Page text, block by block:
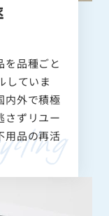
を品種ごと
していま
内外で積極
さずリユー
用品の再活